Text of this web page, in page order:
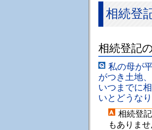
相続登
相続登記
私の母が
がつき土地
いつまでに
いとどうな
相続登
もありま